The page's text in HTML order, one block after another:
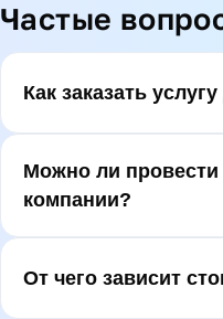
Частые
Как заказать
Можно ли
компании?
От чего зависит